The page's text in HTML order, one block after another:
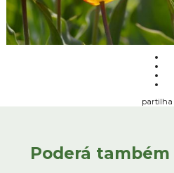
partilha
Poderá também